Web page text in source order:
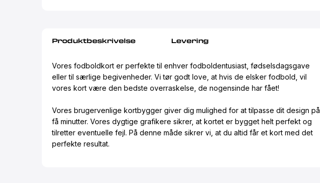
Produktbeskrivelse Levering
Vores fodboldkort er perfekte til enhver fodboldentusiast, fødselsdagsgave
eller til særlige begivenheder. Vi tør godt love, at hvis de elsker fodbold, vil
vores kort være den bedste overraskelse, de nogensinde har fået!
Vores brugervenlige kortbygger giver dig mulighed for at tilpasse dit design på
få minutter. Vores dygtige grafikere sikrer, at kortet er bygget helt perfekt og
tilretter eventuelle fejl. På denne måde sikrer vi, at du altid får et kort med det
perfekte resultat.